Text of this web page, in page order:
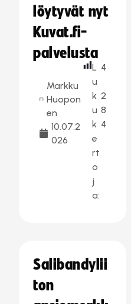
löytyvät nyt
Kuvat.fi-
palvelusta
Markku
Huopon
en
10.07.2
026
L
u
k
u
k
e
rt
o
j
a:
4
2
8
4
Salibandylii
ton